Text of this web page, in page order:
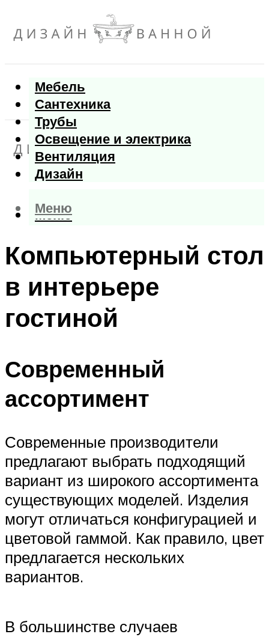
Мебель
Сантехника
Трубы
Освещение и электрика
Вентиляция
Дизайн
Меню
Меню
Компьютерный стол
в интерьере
гостиной
Современный
ассортимент
Современные производители
предлагают выбрать подходящий
вариант из широкого ассортимента
существующих моделей. Изделия
могут отличаться конфигурацией и
цветовой гаммой. Как правило, цвет
предлагается нескольких
вариантов.
В большинстве случаев